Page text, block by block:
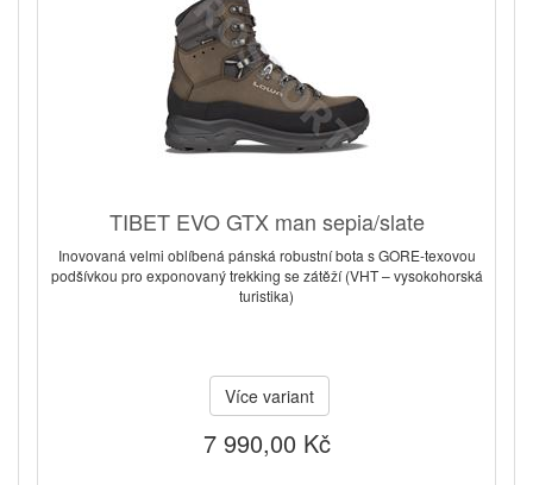
TIBET EVO GTX man sepia/slate
Inovovaná velmi oblíbená pánská robustní bota s GORE-texovou
podšívkou pro exponovaný trekking se zátěží (VHT – vysokohorská
turistika)
Více variant
7 990,00 Kč